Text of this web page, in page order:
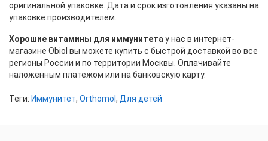
оригинальной упаковке. Дата и срок изготовления указаны на
упаковке производителем.
Хорошие витамины для иммунитетау нас в интернет-
магазине Obiol вы можете купить с быстрой доставкой во все
регионы России и по территории Москвы. Оплачивайте
наложенным платежом или на банковскую карту.
Теги: Иммунитет, Orthomol , Для детей